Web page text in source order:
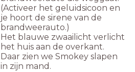
(Activeer het geluidsicoon en
je hoort de sirene van de
brandweerauto.)
Het blauwe zwaailicht verlicht
het huis aan de overkant.
Daar zien we Smokey slapen
in zijn mand.